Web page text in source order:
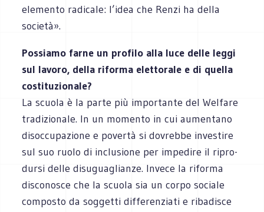
ele­mento radi­cale: l’idea che Renzi ha della
società».
Pos­siamo farne un pro­filo alla luce delle leggi
sul lavoro, della riforma elet­to­rale e di quella
costi­tu­zio­nale?
La scuola è la parte più impor­tante del Wel­fare
tra­di­zio­nale. In un momento in cui aumen­tano
disoc­cu­pa­zione e povertà si dovrebbe inve­stire
sul suo ruolo di inclu­sione per impe­dire il ripro­
dursi delle disu­gua­glianze. Invece la riforma
disco­no­sce che la scuola sia un corpo sociale
com­po­sto da sog­getti dif­fe­ren­ziati e riba­di­sce